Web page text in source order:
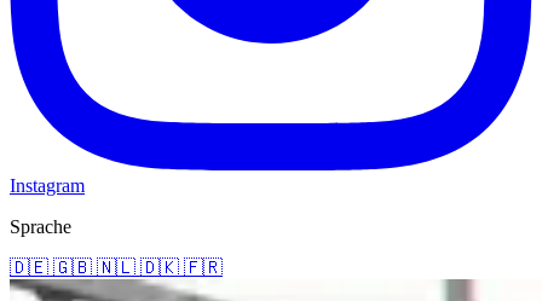
Instagram
Sprache
🇩🇪 🇬🇧 🇳🇱 🇩🇰 🇫🇷